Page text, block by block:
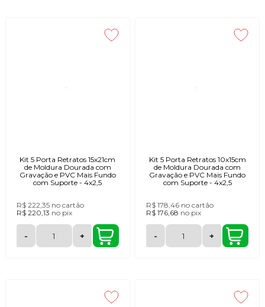
Kit 5 Porta Retratos 15x21cm
de Moldura Dourada com
Gravação e PVC Mais Fundo
com Suporte - 4x2,5
R$ 222,35 no cartão
R$ 220,13 no pix
- +
Kit 5 Porta Retratos 10x15cm
de Moldura Dourada com
Gravação e PVC Mais Fundo
com Suporte - 4x2,5
R$ 178,46 no cartão
R$ 176,68 no pix
- +